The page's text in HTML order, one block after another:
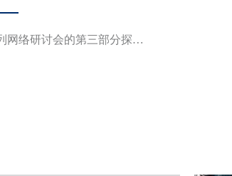
网络研讨会的第三部分探…